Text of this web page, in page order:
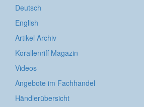
Deutsch
English
Artikel Archiv
Korallenriff Magazin
Videos
Angebote im Fachhandel
Händlerübersicht